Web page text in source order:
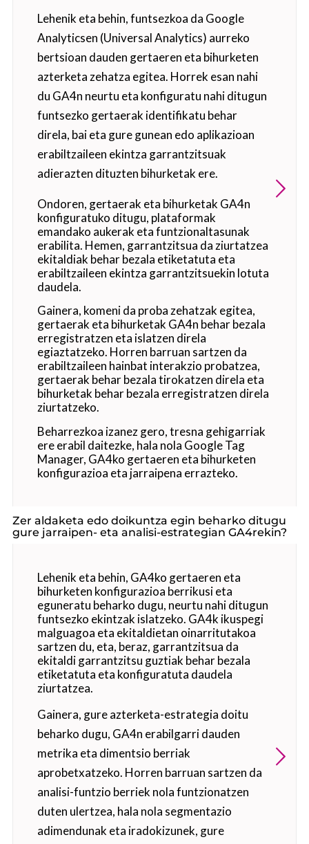
Lehenik eta behin, funtsezkoa da Google
Analyticsen (Universal Analytics) aurreko
bertsioan dauden gertaeren eta bihurketen
azterketa zehatza egitea. Horrek esan nahi
du GA4n neurtu eta konfiguratu nahi ditugun
funtsezko gertaerak identifikatu behar
direla, bai eta gure gunean edo aplikazioan
erabiltzaileen ekintza garrantzitsuak
adierazten dituzten bihurketak ere.
Ondoren, gertaerak eta bihurketak GA4n
konfiguratuko ditugu, plataformak
emandako aukerak eta funtzionaltasunak
erabilita. Hemen, garrantzitsua da ziurtatzea
ekitaldiak behar bezala etiketatuta eta
erabiltzaileen ekintza garrantzitsuekin lotuta
daudela.
Gainera, komeni da proba zehatzak egitea,
gertaerak eta bihurketak GA4n behar bezala
erregistratzen eta islatzen direla
egiaztatzeko. Horren barruan sartzen da
erabiltzaileen hainbat interakzio probatzea,
gertaerak behar bezala tirokatzen direla eta
bihurketak behar bezala erregistratzen direla
ziurtatzeko.
Beharrezkoa izanez gero, tresna gehigarriak
ere erabil daitezke, hala nola Google Tag
Manager, GA4ko gertaeren eta bihurketen
konfigurazioa eta jarraipena errazteko.
Zer aldaketa edo doikuntza egin beharko ditugu
gure jarraipen- eta analisi-estrategian GA4rekin?
Lehenik eta behin, GA4ko gertaeren eta
bihurketen konfigurazioa berrikusi eta
eguneratu beharko dugu, neurtu nahi ditugun
funtsezko ekintzak islatzeko. GA4k ikuspegi
malguagoa eta ekitaldietan oinarritutakoa
sartzen du, eta, beraz, garrantzitsua da
ekitaldi garrantzitsu guztiak behar bezala
etiketatuta eta konfiguratuta daudela
ziurtatzea.
Gainera, gure azterketa-estrategia doitu
beharko dugu, GA4n erabilgarri dauden
metrika eta dimentsio berriak
aprobetxatzeko. Horren barruan sartzen da
analisi-funtzio berriek nola funtzionatzen
duten ulertzea, hala nola segmentazio
adimendunak eta iradokizunek, gure